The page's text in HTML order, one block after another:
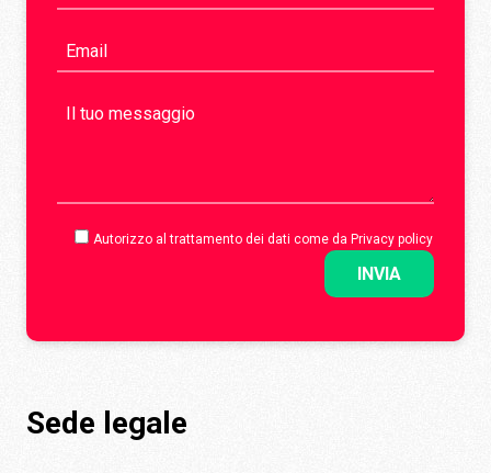
Autorizzo al trattamento dei dati come da Privacy policy
Sede legale